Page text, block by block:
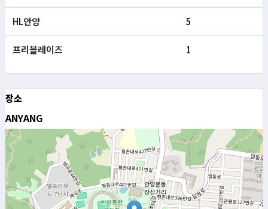
HL안양 5
프리블레이즈 1
장소
ANYANG